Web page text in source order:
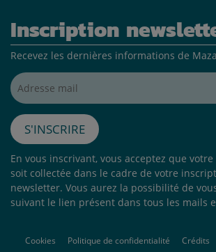
Inscription
Recevez les dernières informations de
Adresse mail*
S'inscrire
En vous inscrivant, vous acceptez que
soit collectée dans le cadre de votre
newsletter. Vous aurez la possibilité de
suivant le lien présent dans tous les mails
Cookies Politique de confidentialité Crédits